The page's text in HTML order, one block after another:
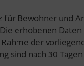
für Bewohner und
erhobenen
der
sind nach 30